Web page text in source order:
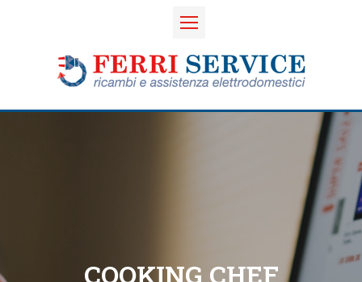
COOKING CHEF